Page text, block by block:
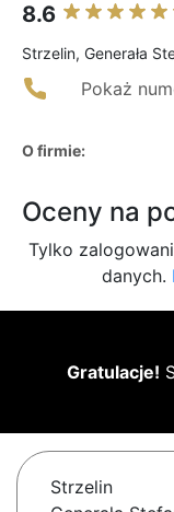
8.6
Strzelin, Generała
Pokaż
O firmie:
Oceny na
Tylko
danych.
Gratulacje!
Strzelin